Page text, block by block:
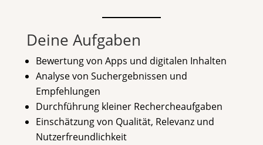
Deine Aufgaben
Bewertung von Apps und digitalen Inhalten
Analyse von Suchergebnissen und
Empfehlungen
Durchführung kleiner Rechercheaufgaben
Einschätzung von Qualität, Relevanz und
Nutzerfreundlichkeit